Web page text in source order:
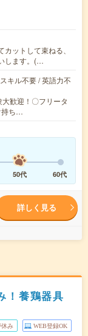
ットして束ねる、
します。(…
キル不要 / 英語力不
大歓迎！〇フリータ
持ち…
50代 60代
詳しく見る
！養鶏器具
休み WEB登録OK